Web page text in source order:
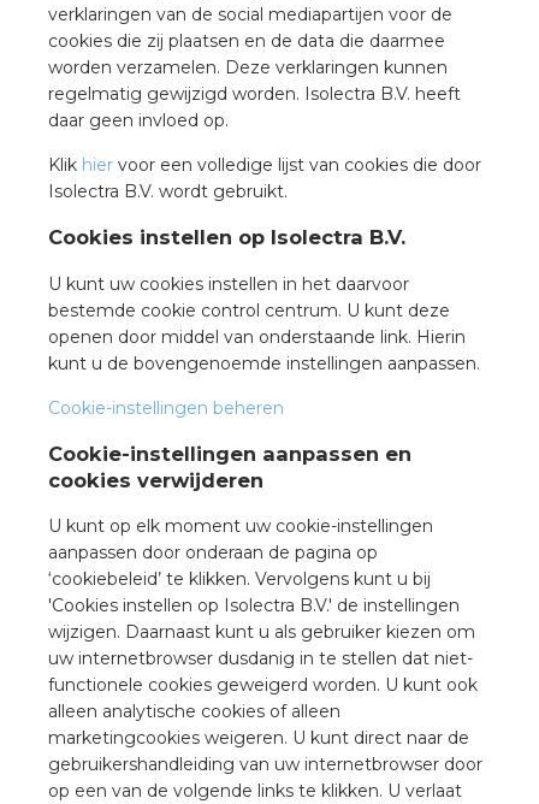
verklaringen van de social mediapartijen voor de
cookies die zij plaatsen en de data die daarmee
worden verzamelen. Deze verklaringen kunnen
regelmatig gewijzigd worden. Isolectra B.V. heeft
daar geen invloed op.
Klik hier voor een volledige lijst van cookies die door
Isolectra B.V. wordt gebruikt.
Cookies instellen op Isolectra B.V.
U kunt uw cookies instellen in het daarvoor
bestemde cookie control centrum. U kunt deze
openen door middel van onderstaande link. Hierin
kunt u de bovengenoemde instellingen aanpassen.
Cookie-instellingen beheren
Cookie-instellingen aanpassen en
cookies verwijderen
U kunt op elk moment uw cookie-instellingen
aanpassen door onderaan de pagina op
‘cookiebeleid’ te klikken. Vervolgens kunt u bij
'Cookies instellen op Isolectra B.V.' de instellingen
wijzigen. Daarnaast kunt u als gebruiker kiezen om
uw internetbrowser dusdanig in te stellen dat niet-
functionele cookies geweigerd worden. U kunt ook
alleen analytische cookies of alleen
marketingcookies weigeren. U kunt direct naar de
gebruikershandleiding van uw internetbrowser door
op een van de volgende links te klikken. U verlaat